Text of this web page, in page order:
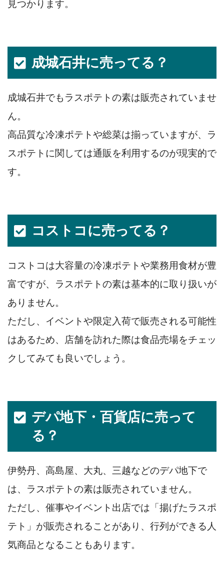
見つかります。
成城石井に売ってる？
成城石井でもラスポテトの素は販売されていませ
ん。
高品質な冷凍ポテトや総菜は揃っていますが、ラ
スポテトに関しては通販を利用するのが現実的で
す。
コストコに売ってる？
コストコは大容量の冷凍ポテトや業務用食材が豊
富ですが、ラスポテトの素は基本的に取り扱いが
ありません。
ただし、イベントや限定入荷で販売される可能性
はあるため、店舗を訪れた際は食品売場をチェッ
クしてみても良いでしょう。
デパ地下・百貨店に売って
る？
伊勢丹、高島屋、大丸、三越などのデパ地下で
は、ラスポテトの素は販売されていません。
ただし、催事やイベント出店では「揚げたラスポ
テト」が販売されることがあり、行列ができる人
気商品となることもあります。